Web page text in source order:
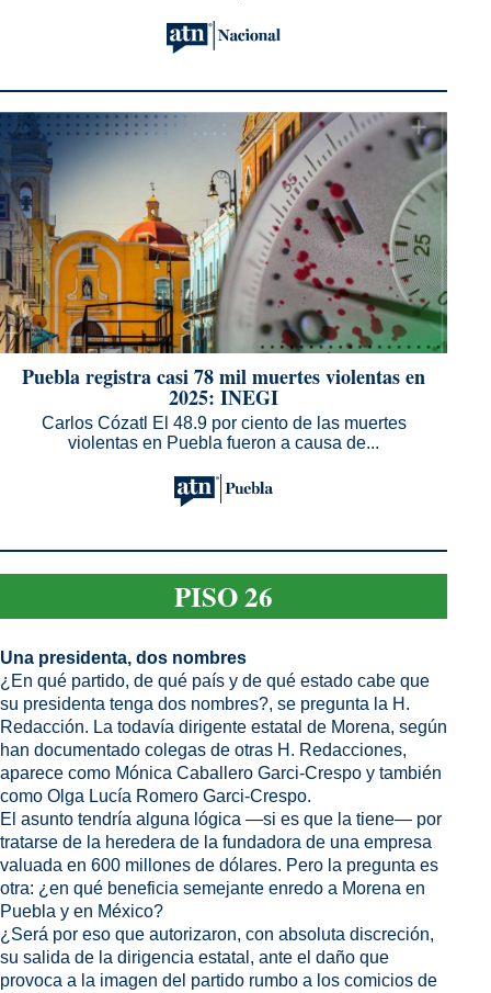
Puebla registra casi 78 mil muertes violentas en
2025: INEGI
Carlos Cózatl El 48.9 por ciento de las muertes
violentas en Puebla fueron a causa de...
PISO 26
Una presidenta, dos nombres
¿En qué partido, de qué país y de qué estado cabe que
su presidenta tenga dos nombres?, se pregunta la H.
Redacción. La todavía dirigente estatal de Morena, según
han documentado colegas de otras H. Redacciones,
aparece como Mónica Caballero Garci-Crespo y también
como Olga Lucía Romero Garci-Crespo.
El asunto tendría alguna lógica —si es que la tiene— por
tratarse de la heredera de la fundadora de una empresa
valuada en 600 millones de dólares. Pero la pregunta es
otra: ¿en qué beneficia semejante enredo a Morena en
Puebla y en México?
¿Será por eso que autorizaron, con absoluta discreción,
su salida de la dirigencia estatal, ante el daño que
provoca a la imagen del partido rumbo a los comicios de